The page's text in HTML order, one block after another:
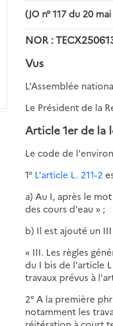
(JO n° 117 du 20
NOR :
Vus
L'Assemblée
Le Président de la
Article 1er de la
Le code de
1° L'article L. 211-2
a) Au I, après le
des cours d'eau » ;
b) Il est ajouté un
« III. Les règles
du I bis de l'article
travaux prévus à
2° A la première
notamment les